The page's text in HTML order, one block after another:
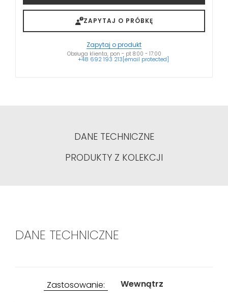
ZAPYTAJ O PRÓBKĘ
Zapytaj o produkt
Obsługa klienta, pon - pt 8:00 - 17:00
+48 692 193 213[email protected]
DANE TECHNICZNE
PRODUKTY Z KOLEKCJI
DANE TECHNICZNE
Zastosowanie: Wewnątrz